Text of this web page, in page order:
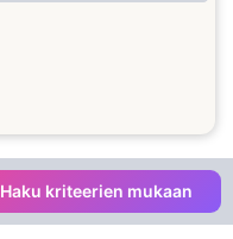
Haku kriteerien mukaan